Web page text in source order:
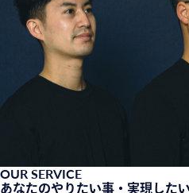
OUR SERVICE
あなたのやりたい事・実現した